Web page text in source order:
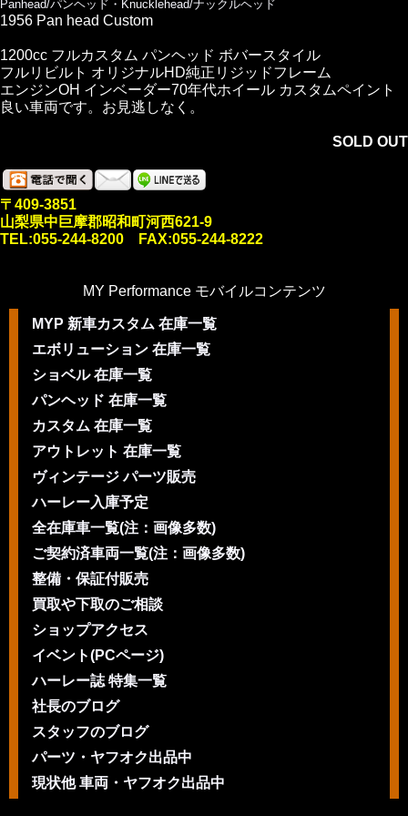
Panhead/パンヘッド・Knucklehead/ナックルヘッド
1956 Pan head Custom
1200cc フルカスタム パンヘッド ボバースタイル
フルリビルト オリジナルHD純正リジッドフレーム
エンジンOH インベーダー70年代ホイール カスタムペイント
良い車両です。お見逃しなく。
SOLD OUT
〒409-3851
山梨県中巨摩郡昭和町河西621-9
TEL:055-244-8200 FAX:055-244-8222
MY Performance モバイルコンテンツ
MYP 新車カスタム 在庫一覧
エボリューション 在庫一覧
ショベル 在庫一覧
パンヘッド 在庫一覧
カスタム 在庫一覧
アウトレット 在庫一覧
ヴィンテージ パーツ販売
ハーレー入庫予定
全在庫車一覧(注：画像多数)
ご契約済車両一覧(注：画像多数)
整備・保証付販売
買取や下取のご相談
ショップアクセス
イベント(PCページ)
ハーレー誌 特集一覧
社長のブログ
スタッフのブログ
パーツ・ヤフオク出品中
現状他 車両・ヤフオク出品中